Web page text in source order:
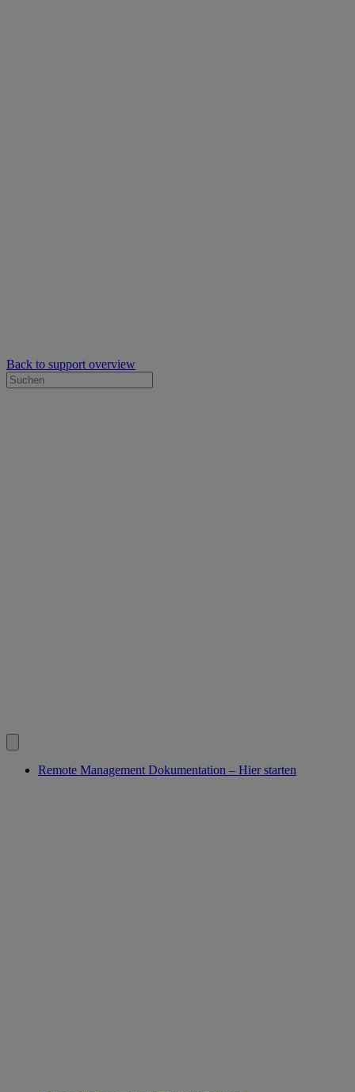
Back to support overview
Remote Management Dokumentation – Hier starten